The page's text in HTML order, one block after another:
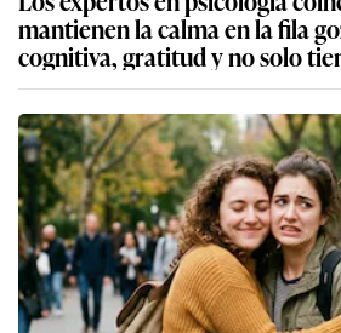
mantienen la calma en la fila
cognitiva, gratitud y no solo